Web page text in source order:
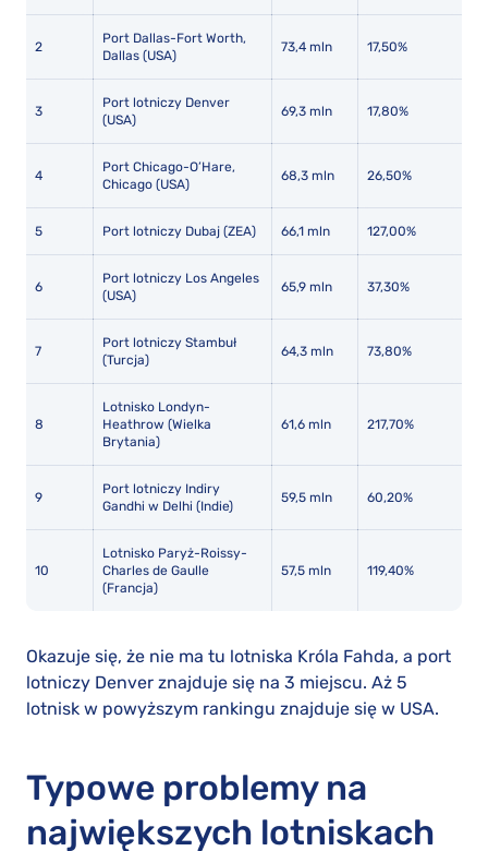
2
Port Dallas-Fort Worth,
Dallas (USA)
73,4 mln 17,50%
3
Port lotniczy Denver
(USA)
69,3 mln 17,80%
4
Port Chicago-O’Hare,
Chicago (USA)
68,3 mln 26,50%
5 Port lotniczy Dubaj (ZEA) 66,1 mln 127,00%
6
Port lotniczy Los Angeles
(USA)
65,9 mln 37,30%
7
Port lotniczy Stambuł
(Turcja)
64,3 mln 73,80%
8
Lotnisko Londyn-
Heathrow (Wielka
Brytania)
61,6 mln 217,70%
9
Port lotniczy Indiry
Gandhi w Delhi (Indie)
59,5 mln 60,20%
10
Lotnisko Paryż-Roissy-
Charles de Gaulle
(Francja)
57,5 mln 119,40%
Okazuje się, że nie ma tu lotniska Króla Fahda, a port
lotniczy Denver znajduje się na 3 miejscu. Aż 5
lotnisk w powyższym rankingu znajduje się w USA.
Typowe problemy na
największych lotniskach